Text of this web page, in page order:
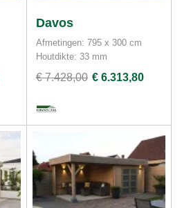
Davos
Afmetingen: 795 x 300 cm
Houtdikte: 33 mm
€ 7.428,00 € 6.313,80